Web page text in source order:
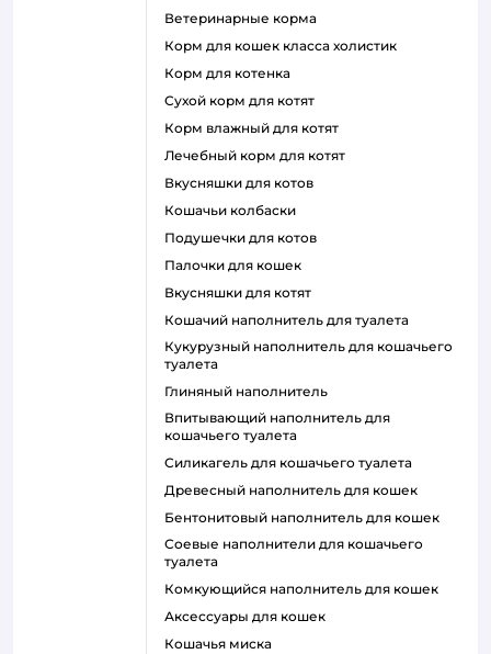
ветеринарные корма
корм для кошек класса холистик
корм для котенка
сухой корм для котят
корм влажный для котят
лечебный корм для котят
вкусняшки для котов
кошачьи колбаски
подушечки для котов
палочки для кошек
вкусняшки для котят
кошачий наполнитель для туалета
кукурузный наполнитель для кошачьего
туалета
глиняный наполнитель
впитывающий наполнитель для
кошачьего туалета
силикагель для кошачьего туалета
древесный наполнитель для кошек
бентонитовый наполнитель для кошек
соевые наполнители для кошачьего
туалета
комкующийся наполнитель для кошек
аксессуары для кошек
кошачья миска